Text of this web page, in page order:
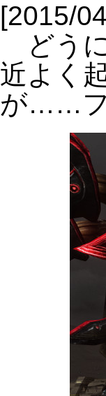
[2015/
どう
近よく
が……フ